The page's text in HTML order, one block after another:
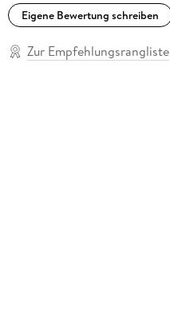
Eigene Bewertung schreiben
Zur Empfehlungsrangliste